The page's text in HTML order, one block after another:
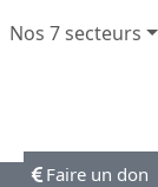
Nos 7 secteurs
Faire un don